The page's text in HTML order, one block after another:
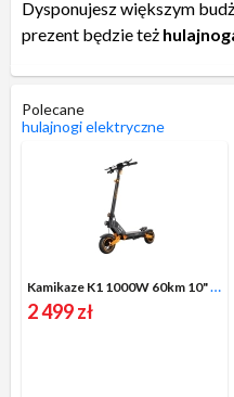
Dysponujesz większym
prezent będzie też
Polecane
hulajnogi elektryczne
Kamikaze K1 1000W 60km 10" Czarno-pomarańczowy
2 499 zł